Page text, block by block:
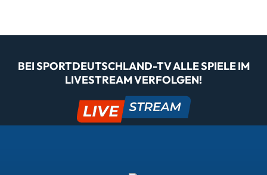
BEI SPORTDEUTSCHLAND-TV ALLE SPIELE IM
LIVESTREAM VERFOLGEN!